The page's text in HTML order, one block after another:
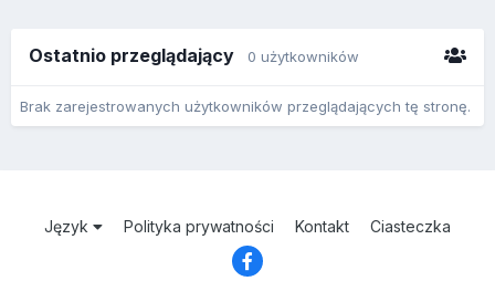
Ostatnio przeglądający 0 użytkowników
Brak zarejestrowanych użytkowników przeglądających tę stronę.
Język Polityka prywatności Kontakt Ciasteczka